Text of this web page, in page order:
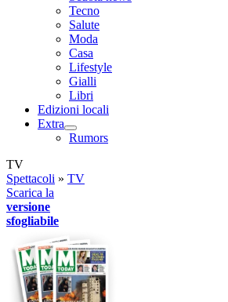
Tecno
Salute
Moda
Casa
Lifestyle
Gialli
Libri
Edizioni locali
Extra
Rumors
TV
Spettacoli » TV
Scarica la
versione
sfogliabile